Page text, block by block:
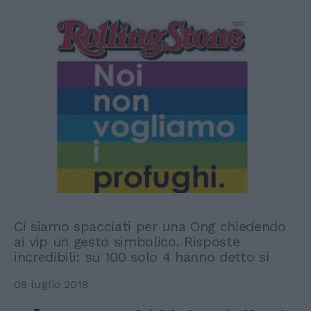
Ci siamo spacciati per una Ong chiedendo
ai vip un gesto simbolico. Risposte
incredibili: su 100 solo 4 hanno detto sì
08 luglio 2018